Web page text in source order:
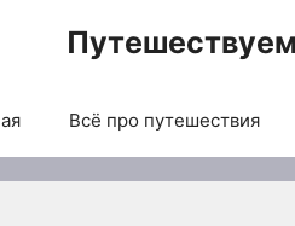
Всё про путешествия